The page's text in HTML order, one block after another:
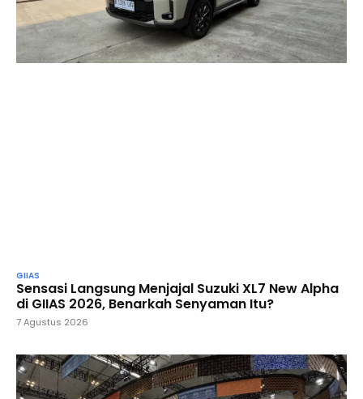
GIIAS
Sensasi Langsung Menjajal Suzuki XL7 New Alpha
di GIIAS 2026, Benarkah Senyaman Itu?
7 Agustus 2026